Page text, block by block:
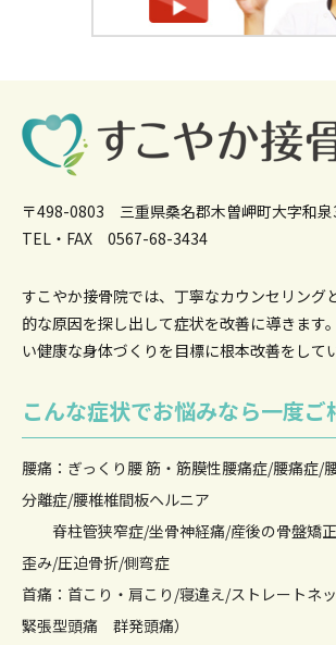
〒498-0803 三重県桑名郡木曽岬町大字和
TEL・FAX 0567-68-3434
すこやか接骨院では、丁寧なカウンセリング
的な原因を探し出して症状を改善に導きます
い健康な身体づくりを目標に根本改善をして
こんな症状でお悩みなら一度ご
腰痛：ぎっくり腰 筋・筋膜性腰痛症/腰痛症/
分離症/腰椎椎間板ヘルニア
脊柱管狭窄症/坐骨神経痛/産後の骨盤矯
歪み/圧迫骨折/側弯症
首痛：首こり・肩こり/寝違え/ストレートネ
緊張型頭痛 群発頭痛）